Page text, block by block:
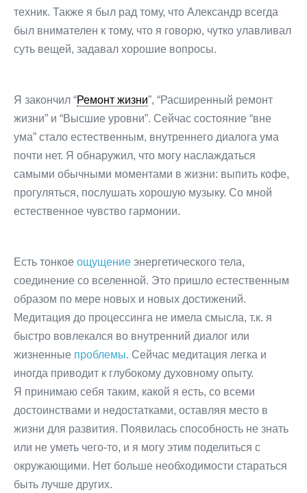
техник. Также я был рад тому, что Александр всегда
был внимателен к тому, что я говорю, чутко улавливал
суть вещей, задавал хорошие вопросы.
Я закончил “Ремонт жизни”, “Расширенный ремонт
жизни” и “Высшие уровни”. Сейчас состояние “вне
ума” стало естественным, внутреннего диалога ума
почти нет. Я обнаружил, что могу наслаждаться
самыми обычными моментами в жизни: выпить кофе,
прогуляться, послушать хорошую музыку. Со мной
естественное чувство гармонии.
Есть тонкое ощущение энергетического тела,
соединение со вселенной. Это пришло естественным
образом по мере новых и новых достижений.
Медитация до процессинга не имела смысла, т.к. я
быстро вовлекался во внутренний диалог или
жизненные проблемы. Сейчас медитация легка и
иногда приводит к глубокому духовному опыту.
Я принимаю себя таким, какой я есть, со всеми
достоинствами и недостатками, оставляя место в
жизни для развития. Появилась способность не знать
или не уметь чего-то, и я могу этим поделиться с
окружающими. Нет больше необходимости стараться
быть лучше других.